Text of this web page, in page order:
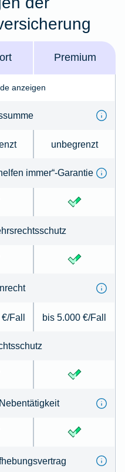
Premium
anzeigen
unbegrenzt
immer“-Garantie
Fall bis 5.000 €/Fall